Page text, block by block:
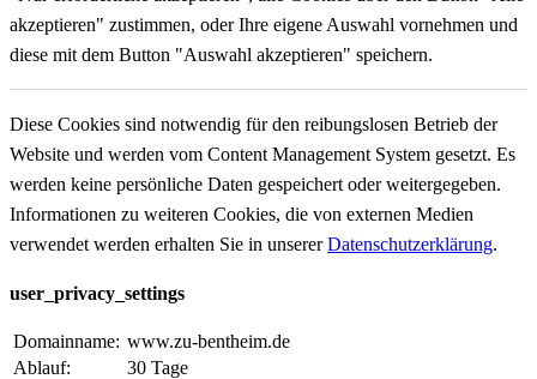
akzeptieren" zustimmen, oder Ihre eigene Auswahl vornehmen und
diese mit dem Button "Auswahl akzeptieren" speichern.
Diese Cookies sind notwendig für den reibungslosen Betrieb der
Website und werden vom Content Management System gesetzt. Es
werden keine persönliche Daten gespeichert oder weitergegeben.
Informationen zu weiteren Cookies, die von externen Medien
verwendet werden erhalten Sie in unsererDatenschutzerklärung.
user_privacy_settings
Domainname: www.zu-bentheim.de
Ablauf:
30 Tage